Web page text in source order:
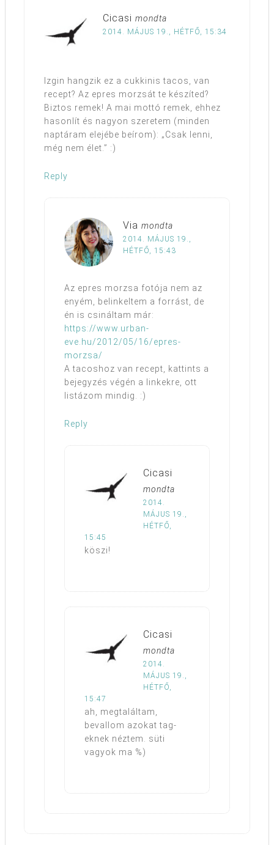
Cicasi mondta
2014. MÁJUS 19., HÉTFŐ, 15:34
Izgin hangzik ez a cukkinis tacos, van
recept? Az epres morzsát te készíted?
Biztos remek! A mai mottó remek, ehhez
hasonlít és nagyon szeretem (minden
naptáram elejébe beírom): „Csak lenni,
még nem élet.” :)
Reply
Via mondta
2014. MÁJUS 19.,
HÉTFŐ, 15:43
Az epres morzsa fotója nem az
enyém, belinkeltem a forrást, de
én is csináltam már:
https://www.urban-
eve.hu/2012/05/16/epres-
morzsa/
A tacoshoz van recept, kattints a
bejegyzés végén a linkekre, ott
listázom mindig. :)
Reply
Cicasi
mondta
2014.
MÁJUS 19.,
HÉTFŐ,
15:45
köszi!
Cicasi
mondta
2014.
MÁJUS 19.,
HÉTFŐ,
15:47
ah, megtaláltam,
bevallom azokat tag-
eknek néztem. süti
vagyok ma %)